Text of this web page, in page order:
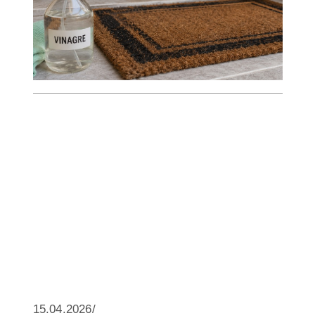
15.04.2026/